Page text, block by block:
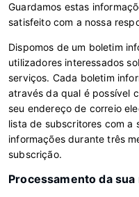
Guardamos estas
satisfeito com a nossa
Dispomos de um boletim
utilizadores interessados
serviços. Cada boletim
através da qual é possível
seu endereço de correio
lista de subscritores com a
informações durante três
subscrição.
Processamento da